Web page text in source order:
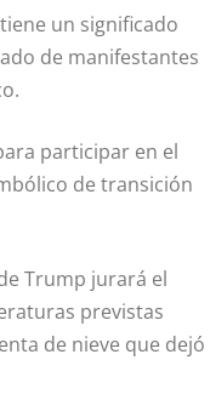
un significado
de manifestantes
participar en el
de transición
Trump jurará el
previstas
de nieve que dejó